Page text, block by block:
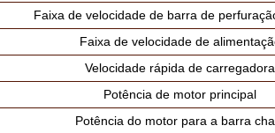
Faixa de velocidade de barra de
Faixa de velocidade de
Velocidade rápida de carregadora
Potência de motor principal
Potência do motor para a barra